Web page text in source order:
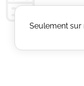
Seulement